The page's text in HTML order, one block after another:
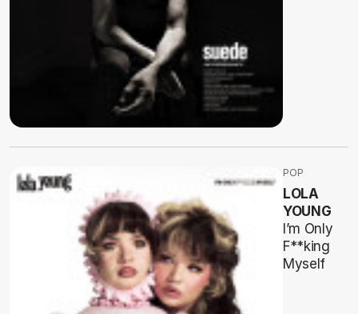
POP
LOLA
YOUNG
I’m Only
F**king
Myself